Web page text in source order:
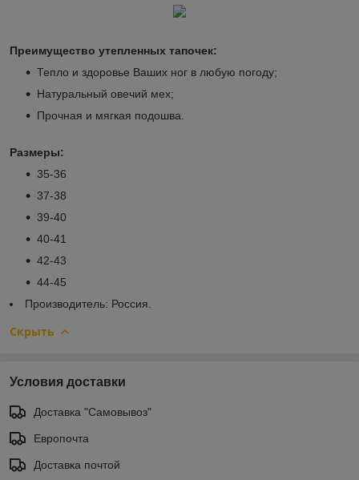
Преимущество утепленных тапочек:
Тепло и здоровье Ваших ног в любую погоду;
Натуральный овечий мех;
Прочная и мягкая подошва.
Размеры:
35-36
37-38
39-40
40-41
42-43
44-45
Производитель: Россия.
Скрыть
Условия доставки
Доставка "Самовывоз"
Европочта
Доставка почтой